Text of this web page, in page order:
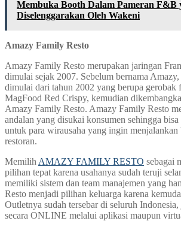
Membuka Booth Dalam Pameran F&B
Diselenggarakan Oleh Wakeni
Amazy Family Resto
Amazy Family Resto merupakan jaringan
dimulai sejak 2007. Sebelum bernama Amazy,
dimulai dari tahun 2002 yang berupa gerobak
MagFood Red Crispy, kemudian
Amazy Family Resto. Amazy Family Resto
andalan yang disukai konsumen sehingga
untuk para wirausaha yang ingin menjalankan
restoran.
Memilih AMAZY FAMILY RESTO sebagai
pilihan tepat karena usahanya sudah teruji
memiliki sistem dan team manajemen yang
Resto menjadi pilihan keluarga karena
Outletnya sudah tersebar di seluruh Indonesia,
secara ONLINE melalui aplikasi maupun